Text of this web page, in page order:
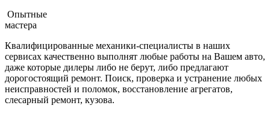
Опытные
мастера
Квалифицированные механики-специалисты в наших
сервисах качественно выполнят любые работы на Вашем авто,
даже которые дилеры либо не берут, либо предлагают
дорогостоящий ремонт. Поиск, проверка и устранение любых
неисправностей и поломок, восстановление агрегатов,
слесарный ремонт, кузова.